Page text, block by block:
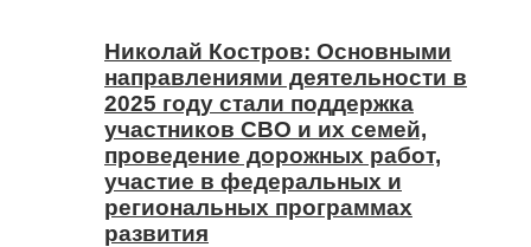
Николай Костров: Основными
направлениями деятельности в
2025 году стали поддержка
участников СВО и их семей,
проведение дорожных работ,
участие в федеральных и
региональных программах
развития